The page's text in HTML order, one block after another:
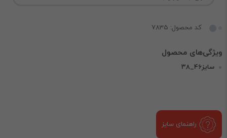
کد محصول: 7835
سایز46_38
راهنمای سایز